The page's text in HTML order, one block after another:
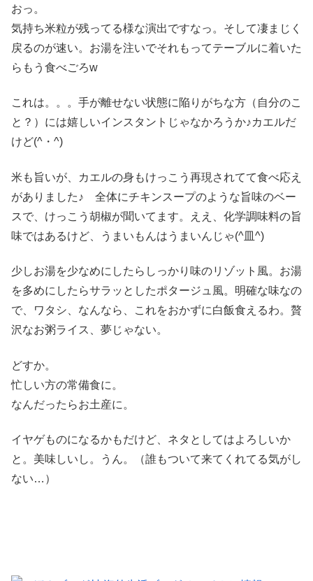
おっ。
気持ち米粒が残ってる様な演出ですなっ。そして凄まじく
戻るのが速い。お湯を注いでそれもってテーブルに着いた
らもう食べごろw
これは。。。手が離せない状態に陥りがちな方（自分のこ
と？）には嬉しいインスタントじゃなかろうか♪カエルだ
けど(^・^)
米も旨いが、カエルの身もけっこう再現されてて食べ応え
がありました♪ 全体にチキンスープのような旨味のベー
スで、けっこう胡椒が聞いてます。ええ、化学調味料の旨
味ではあるけど、うまいもんはうまいんじゃ(^皿^)
少しお湯を少なめにしたらしっかり味のリゾット風。お湯
を多めにしたらサラッとしたポタージュ風。明確な味なの
で、ワタシ、なんなら、これをおかずに白飯食えるわ。贅
沢なお粥ライス、夢じゃない。
どすか。
忙しい方の常備食に。
なんだったらお土産に。
イヤゲものになるかもだけど、ネタとしてはよろしいか
と。美味しいし。うん。（誰もついて来てくれてる気がし
ない…）